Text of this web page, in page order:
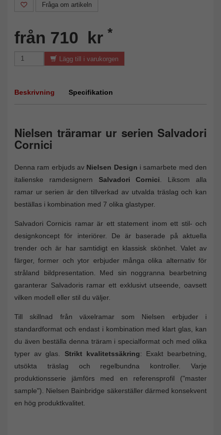
Fråga om artikeln
från 710 kr *
Lägg till i varukorgen
Beskrivning Specifikation
Nielsen träramar ur serien Salvadori
Cornici
Denna ram erbjuds av Nielsen Design i samarbete med den
italienske ramdesignern Salvadori Cornici . Liksom alla
ramar ur serien är den tillverkad av utvalda träslag och kan
beställas i kombination med 7 olika glastyper.
Salvadori Cornicis ramar är ett statement inom ett stil- och
designkoncept för interiörer. De är baserade på aktuella
trender och är har samtidigt en klassisk skönhet. Valet av
färger, former och ytor erbjuder många olika alternativ för
stråland bildpresentation. Med sin noggranna bearbetning
garanterar Salvadoris ramar ett exklusivt utseende, oavsett
vilken modell eller stil du väljer.
Till skillnad från växelramar som Nielsen erbjuder i
standardformat och endast i kombination med klart glas, kan
du även beställa denna träram i specialformat och med olika
typer av glas. Strikt kvalitetssäkring: Exakt bearbetning,
utsökta träslag och regelbundna kontroller. Varje
produktionsserie jämförs med en referensprofil ("master
sample"). Nielsen Bainbridge säkerställer därmed konsekvent
en hög produktkvalitet.